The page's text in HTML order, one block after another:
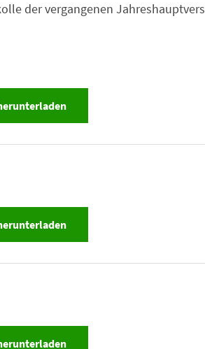
der vergangenen